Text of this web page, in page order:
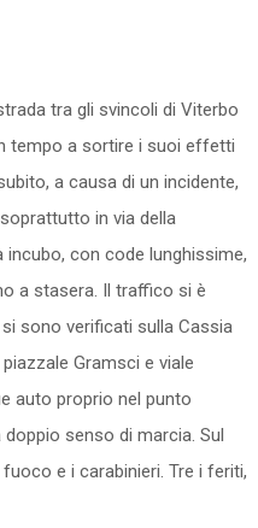
tra gli svincoli di Viterbo
tempo a sortire i suoi effetti
a causa di un incidente,
in via della
incubo, con code lunghissime,
a stasera. Il traffico si è
sono verificati sulla Cassia
Gramsci e viale
auto proprio nel punto
senso di marcia. Sul
e i carabinieri. Tre i feriti,